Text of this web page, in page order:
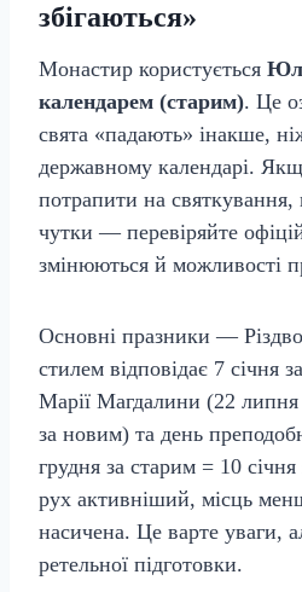
збігаються»
Монастир користується
календарем (старим). Це
свята «падають» інакше,
державному календарі.
потрапити на святкування,
чутки — перевіряйте
змінюються й можливості
Основні празники —
стилем відповідає 7 січня
Марії Магдалини (22
за новим) та день
грудня за старим = 10
рух активніший, місць
насичена. Це варте уваги,
ретельної підготовки.